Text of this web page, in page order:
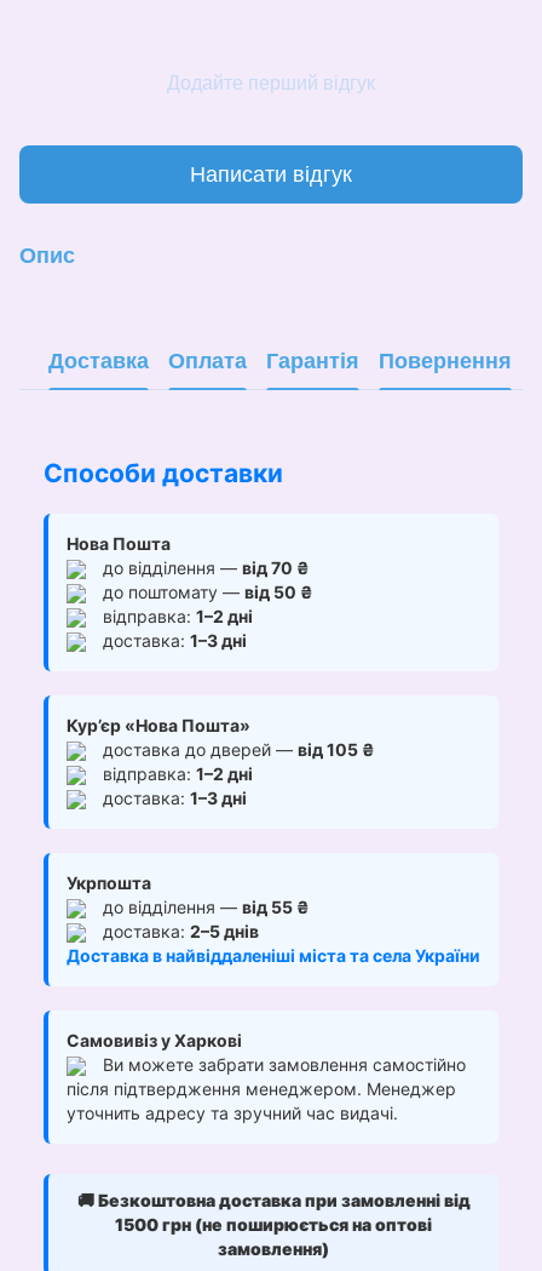
Додайте перший відгук
Написати відгук
Опис
Доставка Оплата Гарантія Повернення
Способи доставки
Нова Пошта
до відділення — від 70 ₴
до поштомату — від 50 ₴
відправка: 1–2 дні
доставка: 1–3 дні
Кур’єр «Нова Пошта»
доставка до дверей — від 105 ₴
відправка: 1–2 дні
доставка: 1–3 дні
Укрпошта
до відділення — від 55 ₴
доставка: 2–5 днів
Доставка в найвіддаленіші міста та села України
Самовивіз у Харкові
Ви можете забрати замовлення самостійно
після підтвердження менеджером. Менеджер
уточнить адресу та зручний час видачі.
🚚Безкоштовна доставка при замовленні від
1500 грн (не поширюється на оптові
замовлення)